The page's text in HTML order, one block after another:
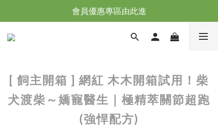
台灣滿NT$全館滿1200免運｜海外滿NT$3000免運
會員優惠專區由此進
台灣滿NT$全館滿1200免運｜海外滿NT$3000免運
[ 飼主開箱 ] 網紅 木木開箱試用！柴
犬渡柴～嬌寵醫生｜極精萃關節超跑
(強悍配方)